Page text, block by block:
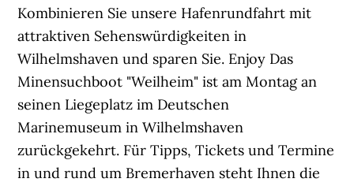
Kombinieren Sie unsere Hafenrundfahrt mit
attraktiven Sehenswürdigkeiten in
Wilhelmshaven und sparen Sie. Enjoy Das
Minensuchboot "Weilheim" ist am Montag an
seinen Liegeplatz im Deutschen
Marinemuseum in Wilhelmshaven
zurückgekehrt. Für Tipps, Tickets und Termine
in und rund um Bremerhaven steht Ihnen die